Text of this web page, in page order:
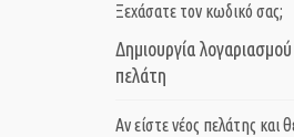
Ξεχάσατε τον κωδικό σας;
Δημιουργία
πελάτη
Αν είστε νέος πελάτης και